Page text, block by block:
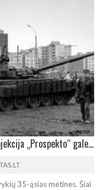
LAISVĖS KOVŲ ARCHYVAS: Nuotraukų projekcija „Prospekto“ galerijos vitrinoje
35-ąsias metines. Šiai